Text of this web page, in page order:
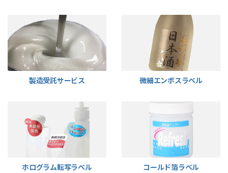
製造受託サービス 微細エンボスラベル
ホログラム転写ラベル コールド箔ラベル